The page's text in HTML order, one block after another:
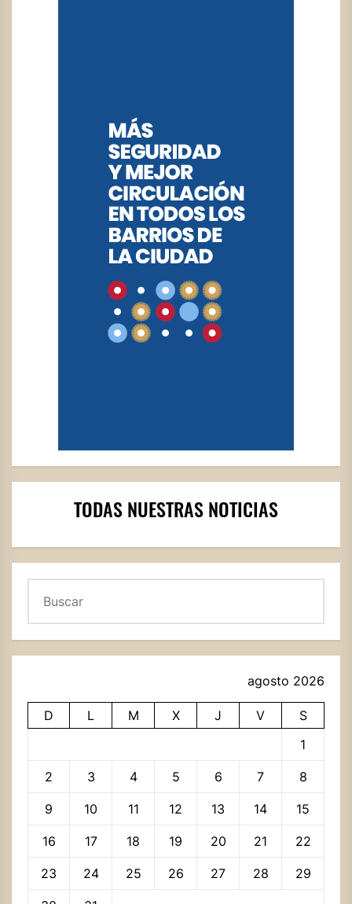
TODAS NUESTRAS NOTICIAS
agosto 2026
D L M X J V
S
1
2 3 4 5 6 7 8
9 10 11 12 13 14 15
16 17 18 19 20 21 22
23 24 25 26 27 28 29